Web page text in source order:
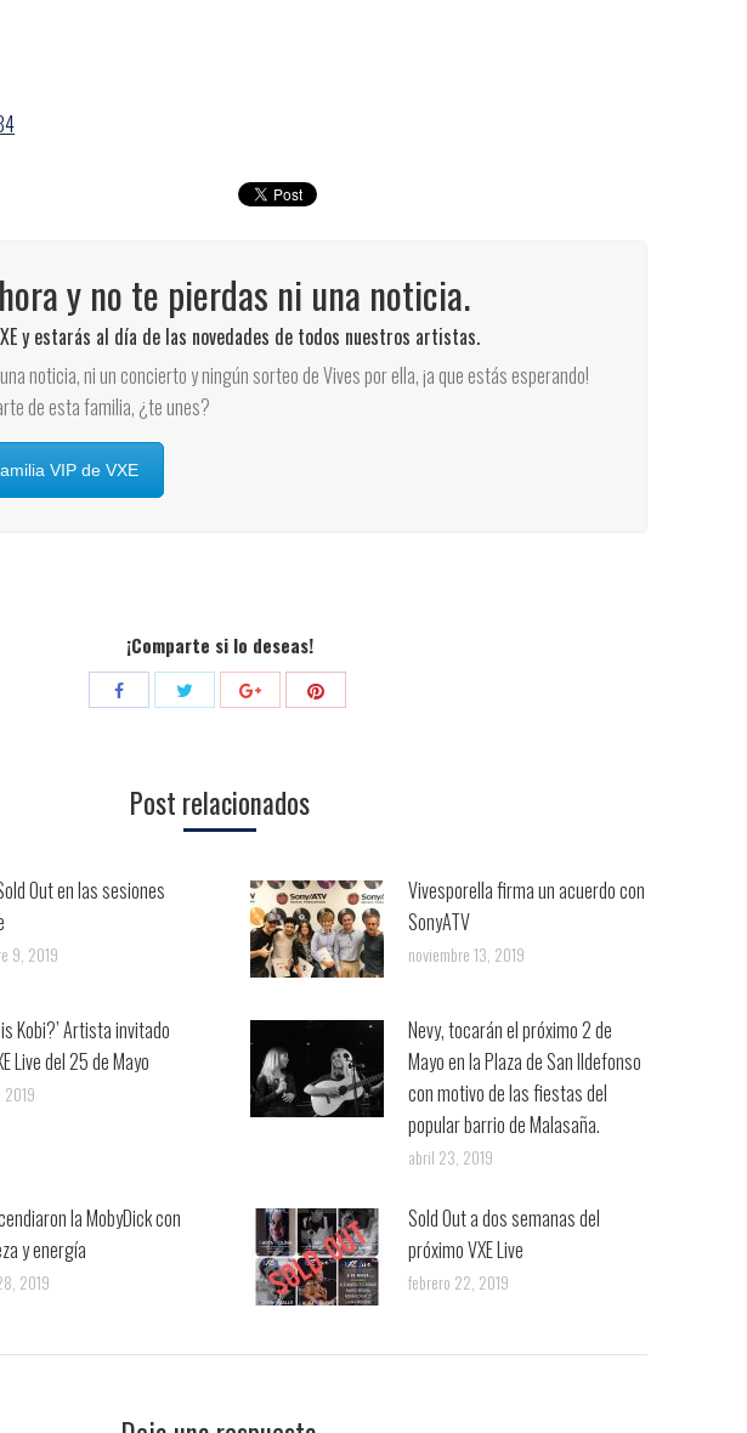
y no te pierdas ni una noticia.
y estarás al día de las novedades de todos nuestros artistas.
noticia, ni un concierto y ningún sorteo de Vives por ella, ¡a que estás esperando!
de esta familia, ¿te unes?
VIP de VXE
¡Comparte si lo deseas!
CompartirCompartirCompartirCompartir
Post relacionados
Out en las sesiones
9, 2019
Vivesporella firma un acuerdo con
SonyATV
noviembre 13, 2019
Kobi?’ Artista invitado
Live del 25 de Mayo
2019
Nevy, tocarán el próximo 2 de
Mayo en la Plaza de San Ildefonso
con motivo de las fiestas del
popular barrio de Malasaña.
abril 23, 2019
la MobyDick con
y energía
2019
Sold Out a dos semanas del
próximo VXE Live
febrero 22, 2019